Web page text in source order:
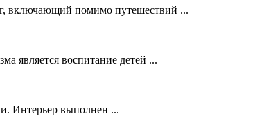
включающий помимо путешествий ...
является воспитание детей ...
Интерьер выполнен ...